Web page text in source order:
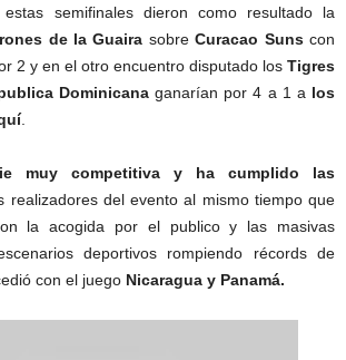
semifinales dieron como resultado la
de la Guaira sobreCuracao Sunscon
2 y en el otro encuentro disputado los Tigres
Dominicanaganarían por 4 a 1 a los
.
muy competitiva y ha cumplido las
realizadores del evento al mismo tiempo que
la acogida por el publico y las masivas
deportivos rompiendo récords de
con el juego Nicaragua y Panamá.